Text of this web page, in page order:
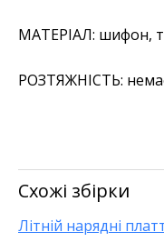
МАТЕРІАЛ: шифон,
РОЗТЯЖНІСТЬ:
Схожі збірки
Літній нарядні